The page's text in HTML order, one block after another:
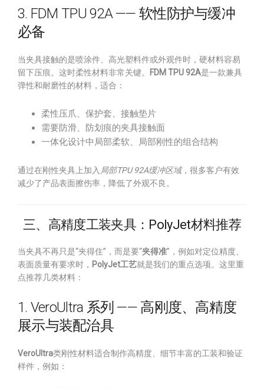
3. FDM TPU 92A —— 软性防护与缓冲
必备
当夹具接触的是喷涂件、高光塑料件或外观件时，硬材料容易
留下压痕。这时柔性材料非常关键。
FDM TPU 92A是一款兼具
弹性和耐磨性的材料，适合：
柔性压爪、保护套、接触垫片
需要防滑、防划痕的夹具接触面
一体化设计中局部柔软、局部刚性的组合结构
通过在刚性夹具上加入 局部TPU 92A缓冲区域，很多客户有效
减少了产品表面擦伤率，降低了外观不良。
三、高精度工装夹具：PolyJet材料推荐
当夹具不再只是“夹得住”，而是要“夹得准”，例如对定位精度、
表面质量有要求时， PolyJet工艺就是我们的重点选项。这里重
点推荐几类材料：
1. VeroUltra 系列 —— 高刚度、高精度
展示与装配治具
VeroUltra类刚性材料适合制作高精度、细节丰富的工装和验证
样件，例如：